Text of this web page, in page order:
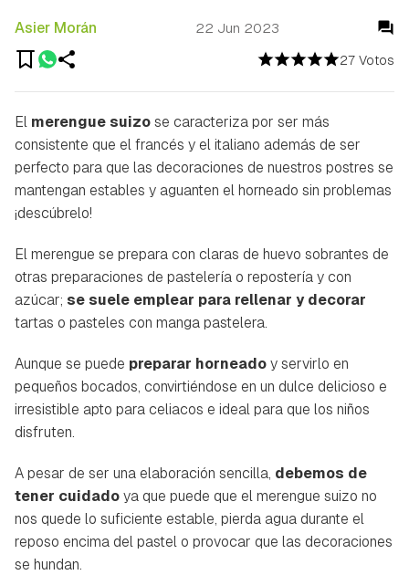
27 Votos
Asier Morán 22 Jun 2023
El merengue suizose caracteriza por ser más
consistente que el francés y el italiano además de ser
perfecto para que las decoraciones de nuestros postres se
mantengan estables y aguanten el horneado sin problemas
¡descúbrelo!
El merengue se prepara con claras de huevo sobrantes de
otras preparaciones de pastelería o repostería y con
azúcar; se suele emplear para rellenar y decorar
tartas o pasteles con manga pastelera.
Aunque se puede preparar horneadoy servirlo en
pequeños bocados, convirtiéndose en un dulce delicioso e
irresistible apto para celiacos e ideal para que los niños
disfruten.
A pesar de ser una elaboración sencilla, debemos de
tener cuidadoya que puede que el merengue suizo no
nos quede lo suficiente estable, pierda agua durante el
reposo encima del pastel o provocar que las decoraciones
se hundan.